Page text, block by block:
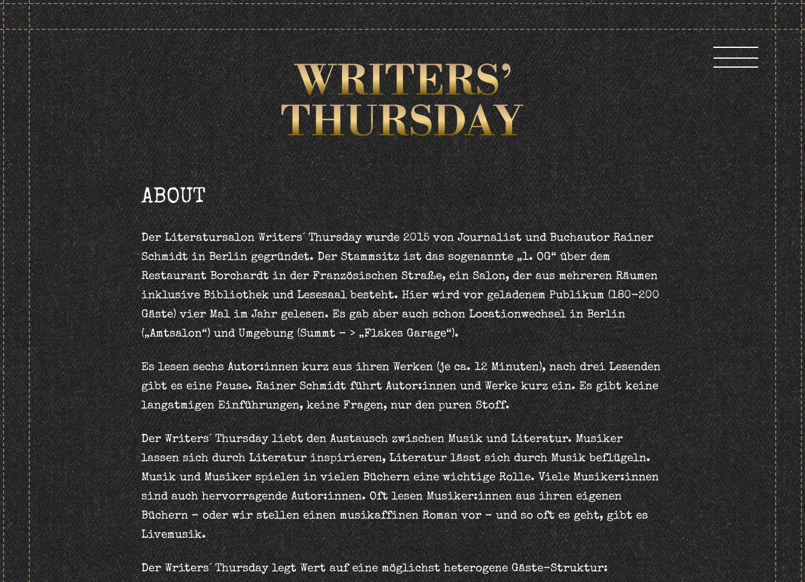
Skip
to
content
ABOUT
Der Literatursalon Writers´ Thursday wurde 2015 von Journalist und Buchautor Rainer
Schmidt in Berlin gegründet. Der Stammsitz ist das sogenannte „1. OG“ über dem
Restaurant Borchardt in der Französischen Straße, ein Salon, der aus mehreren Räumen
inklusive Bibliothek und Lesesaal besteht. Hier wird vor geladenem Publikum (180-200
Gäste) vier Mal im Jahr gelesen. Es gab aber auch schon Locationwechsel in Berlin
(„Amtsalon“) und Umgebung (Summt – > „Flakes Garage“).
Es lesen sechs Autor:innen kurz aus ihren Werken (je ca. 12 Minuten), nach drei Lesenden
gibt es eine Pause. Rainer Schmidt führt Autor:innen und Werke kurz ein. Es gibt keine
langatmigen Einführungen, keine Fragen, nur den puren Stoff.
Der Writers´ Thursday liebt den Austausch zwischen Musik und Literatur. Musiker
lassen sich durch Literatur inspirieren, Literatur lässt sich durch Musik beflügeln.
Musik und Musiker spielen in vielen Büchern eine wichtige Rolle. Viele Musiker:innen
sind auch hervorragende Autor:innen. Oft lesen Musiker:innen aus ihren eigenen
Büchern – oder wir stellen einen musikaffinen Roman vor – und so oft es geht, gibt es
Livemusik.
Der Writers´ Thursday legt Wert auf eine möglichst heterogene Gäste-Struktur: